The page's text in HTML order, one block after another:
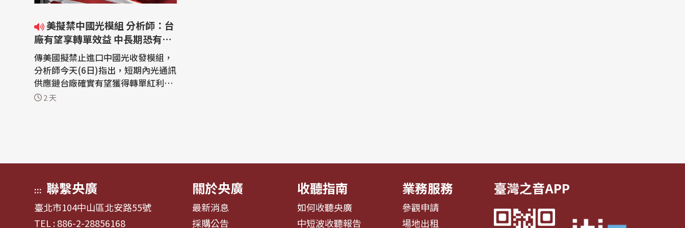
廠有望享轉單效益 中長期恐有挑
戰
傳美國擬禁止進口中國光收發模組，
分析師今天(6日)指出，短期內光通訊
供應鏈台廠確實有望獲得轉單紅利，
中長期而言，美方可能搭配關稅政策
2 天
::: 聯繫央廣
臺北市104中山區北安路55號
TEL : 886-2-28856168
關於央廣
最新消息
採購公告
收聽指南
如何收聽央廣
中短波收聽報告
業務服務
參觀申請
場地出租
臺灣之音APP